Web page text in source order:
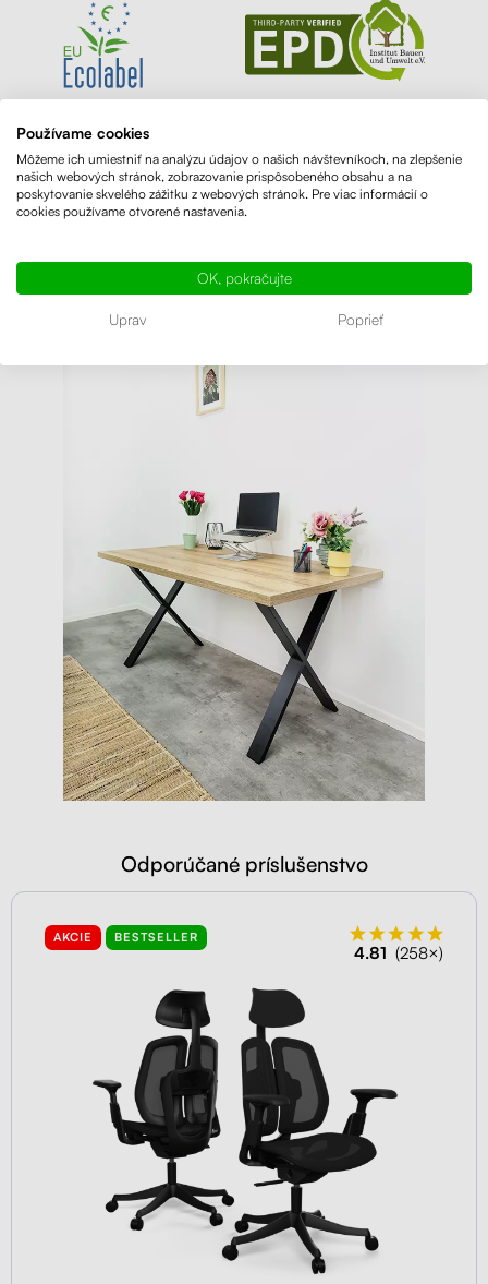
Odporúčané príslušenstvo
AKCIE BESTSELLER
4.81 (258×)
Používame cookies
Môžeme ich umiestniť na analýzu údajov o našich návštevníkoch, na zlepšenie
našich webových stránok, zobrazovanie prispôsobeného obsahu a na
poskytovanie skvelého zážitku z webových stránok. Pre viac informácií o
cookies používame otvorené nastavenia.
OK, pokračujte
Uprav Poprieť